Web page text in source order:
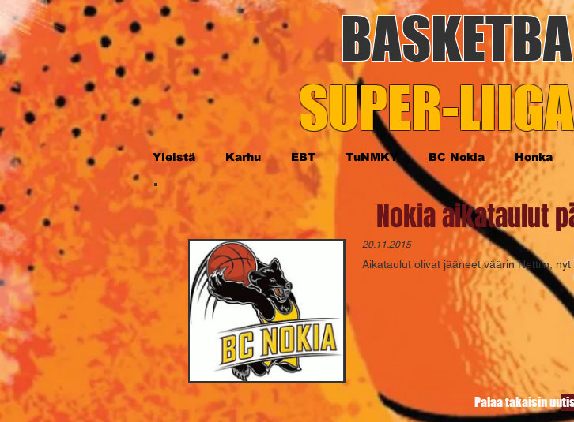
SUPER-
Yleistä Karhu EBT TuNMKY BC Nokia Honka
Nokia aikataulut
20.11.2015
Aikataulut olivat jääneet väärin Nettiin,
Palaa takaisin